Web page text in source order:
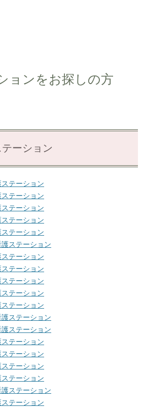
ョンをお探しの方
テーション
ステーション
ステーション
ステーション
ステーション
ステーション
護ステーション
ステーション
ステーション
ステーション
ステーション
ステーション
護ステーション
護ステーション
ステーション
ステーション
ステーション
ステーション
護ステーション
ステーション